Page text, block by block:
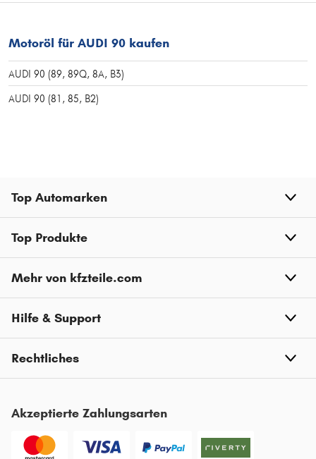
Motoröl für AUDI 90 kaufen
AUDI 90 (89, 89Q, 8A, B3)
AUDI 90 (81, 85, B2)
Top Automarken
Top Produkte
Mehr von kfzteile.com
Hilfe & Support
Rechtliches
Akzeptierte Zahlungsarten